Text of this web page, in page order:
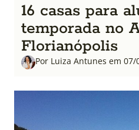
16 casas para
temporada no
Florianópolis
Por Luiza Antunes em 07/